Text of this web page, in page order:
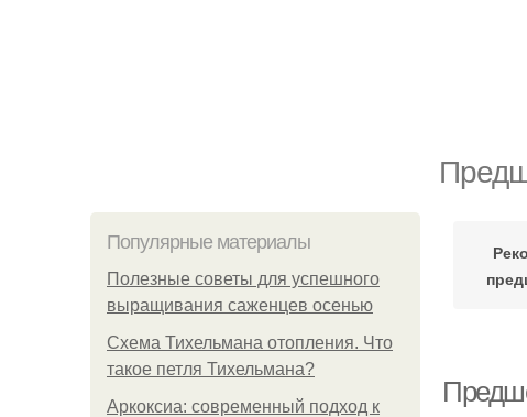
Популярные материалы
Полезные советы для успешного
выращивания саженцев осенью
Схема Тихельмана отопления. Что
такое петля Тихельмана?
Аркоксиа: современный подход к